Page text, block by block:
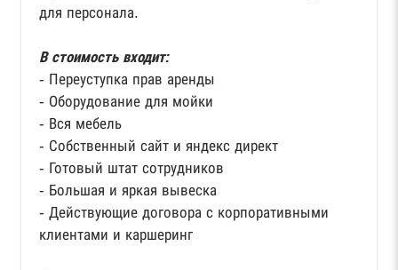
для персонала.
В стоимость входит:
- Переуступка прав аренды
- Оборудование для мойки
- Вся мебель
- Собственный сайт и яндекс директ
- Готовый штат сотрудников
- Большая и яркая вывеска
- Действующие договора с корпоративными
клиентами и каршеринг